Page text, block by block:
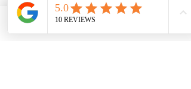
Erschöpfung oder innerer Unruhe
Patient:innen mit stressassoziierten
Beschwerden (z. B. Schlafprobleme,